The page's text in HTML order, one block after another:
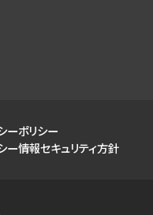
ーポリシー
ー情報セキュリティ方針